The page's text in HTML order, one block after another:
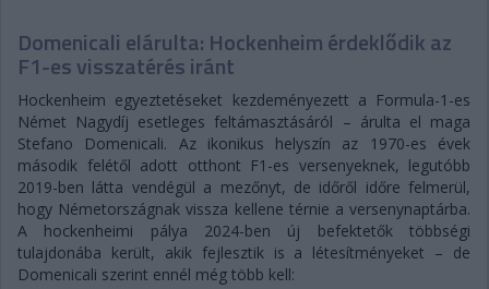
Domenicali elárulta: Hockenheim érdeklődik az
F1-es visszatérés iránt
Hockenheim egyeztetéseket kezdeményezett a Formula-1-es
Német Nagydíj esetleges feltámasztásáról – árulta el maga
Stefano Domenicali. Az ikonikus helyszín az 1970-es évek
második felétől adott otthont F1-es versenyeknek, legutóbb
2019-ben látta vendégül a mezőnyt, de időről időre felmerül,
hogy Németországnak vissza kellene térnie a versenynaptárba.
A hockenheimi pálya 2024-ben új befektetők többségi
tulajdonába került, akik fejlesztik is a létesítményeket – de
Domenicali szerint ennél még több kell: